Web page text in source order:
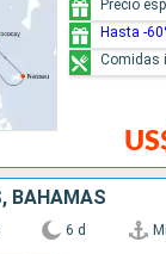
Precio
Hasta -
Comidas
BAHAMAS
6 d